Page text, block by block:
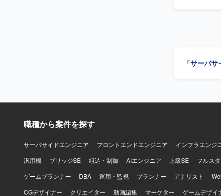
ラム体制
「サーバ
職種から案件を探す
サーバサイドエンジニア フロントエンドエンジニア
インフラエンジ
汎用機
ブリッジSE 組込・制御 AIエンジニア 上級SE
フルス
ゲームプランナー
DBA 運用・監視 プランナー アナリスト
CGデザイナー
クリエイター 動画編集 マーケター ゲームデザイ